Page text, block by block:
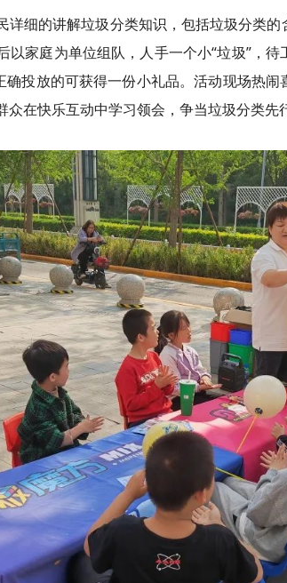
详细的讲解垃圾分类知识，包括垃圾分类
以家庭为单位组队，人手一个小“垃圾”，
确投放的可获得一份小礼品。活动现场热
在快乐互动中学习领会，争当垃圾分类先